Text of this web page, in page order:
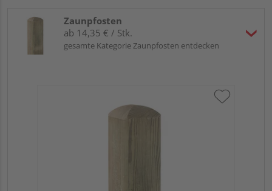
Zaunpfosten
ab 14,35 € / Stk.
gesamte Kategorie Zaunpfosten entdecken